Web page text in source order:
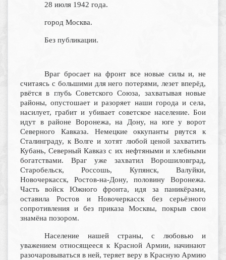
28 июля 1942 года.
город Москва.
Без публикации.
Враг бросает на фронт все новые силы и, не
считаясь с большими для него потерями, лезет вперёд,
рвётся в глубь Советского Союза, захватывая новые
районы, опустошает и разоряет наши города и села,
насилует, грабит и убивает советское население. Бои
идут в районе Воронежа, на Дону, на юге у ворот
Северного Кавказа. Немецкие оккупанты рвутся к
Сталинграду, к Волге и хотят любой ценой захватить
Кубань, Северный Кавказ с их нефтяными и хлебными
богатствами. Враг уже захватил Ворошиловград,
Старобельск, Россошь, Купянск, Валуйки,
Новочеркасск, Ростов-на-Дону, половину Воронежа.
Часть войск Южного фронта, идя за паникёрами,
оставила Ростов и Новочеркасск без серьёзного
сопротивления и без приказа Москвы, покрыв свои
знамёна позором.
Население нашей страны, с любовью и
уважением относящееся к Красной Армии, начинают
разочаровываться в ней, теряет веру в Красную Армию